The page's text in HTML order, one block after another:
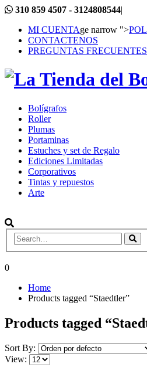
310 859 4507 - 3124808544|
MI CUENTAge narrow ">
CONTACTENOS
PREGUNTAS FRECUENTES
Bolígrafos
Roller
Plumas
Portaminas
Estuches y set de Regalo
Ediciones Limitadas
Corporativos
Tintas y repuestos
Arte
0
Home
Products tagged “Staedtler”
Products tagged
Sort By:
View: